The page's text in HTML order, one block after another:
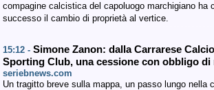
compagine calcistica del capoluogo marchigiano ha
successo il cambio di proprietà al vertice.
15:12 - Simone Zanon: dalla Carrarese
Sporting Club, una cessione con obbligo di
seriebnews.com
Un tragitto breve sulla mappa, un passo lungo nella